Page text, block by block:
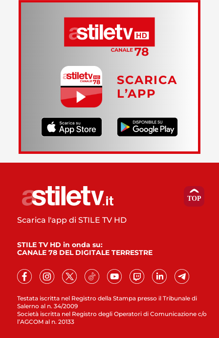
SCARICA
L’APP
Testata iscritta nel Registro della Stampa presso il Tribunale di
Salerno al n. 34/2009
Società iscritta nel Registro degli Operatori di Comunicazione c/o
l’AGCOM al n. 20133
Scarica l'app di STILE TV HD
STILE TV HD in onda su:
CANALE 78 DEL DIGITALE TERRESTRE